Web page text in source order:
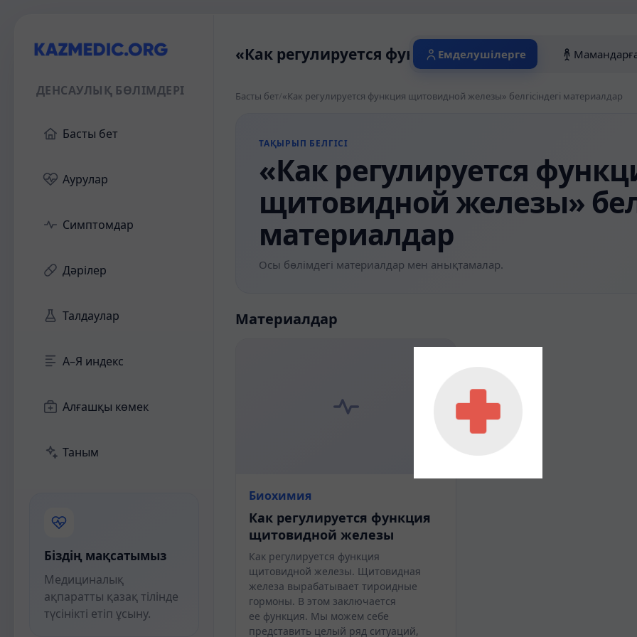
ДЕНСАУЛЫҚ БӨЛІМДЕРІ
Басты бет
Аурулар
Симптомдар
Дәрілер
Талдаулар
А–Я индекс
Алғашқы көмек
Таным
Біздің мақсатымыз
Медициналық
ақпаратты қазақ тілінде
түсінікті етіп ұсыну.
«Как регулируется функция щитовидной железы»
Емделушілерге
Басты бет/«Как регулируется функция щитовидной железы» белгісіндегі материалдар
ТАҚЫРЫП БЕЛГІСІ
«Как регулируется
щитовидной железы»
материалдар
Осы бөлімдегі материалдар мен анықтамалар.
Материалдар
Биохимия
Как регулируется функция
щитовидной железы
Как регулируется функция
щитовидной железы. Щитовидная
железа вырабатывает тироидные
гормоны. В этом заключается
ее функция. Мы можем себе
представить целый ряд ситуаций,